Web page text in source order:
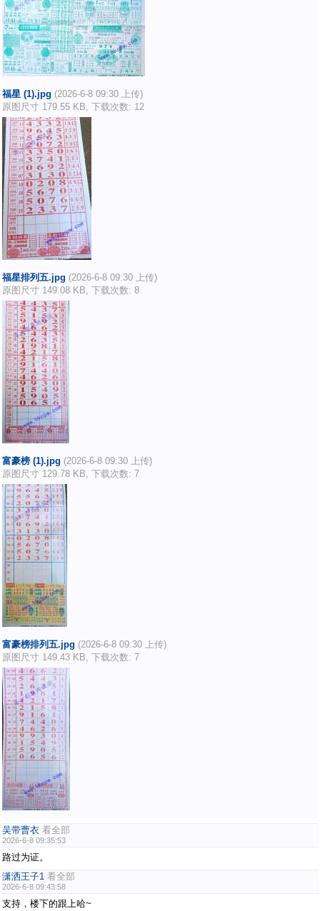
福星 (1).jpg (2026-6-8 09:30 上传)
原图尺寸 179.55 KB, 下载次数: 12
福星排列五.jpg (2026-6-8 09:30 上传)
原图尺寸 149.08 KB, 下载次数: 8
富豪榜 (1).jpg (2026-6-8 09:30 上传)
原图尺寸 129.78 KB, 下载次数: 7
富豪榜排列五.jpg (2026-6-8 09:30 上传)
原图尺寸 149.43 KB, 下载次数: 7
吴带曹衣 看全部
2026-6-8 09:35:53
路过为证。
潇洒王子1 看全部
2026-6-8 09:43:58
支持，楼下的跟上哈~